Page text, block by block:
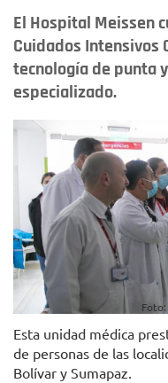
El Hospital Meissen
Cuidados Intensivos
tecnología de punta
especializado.
Esta unidad médica
de personas de las
Bolívar y Sumapaz.